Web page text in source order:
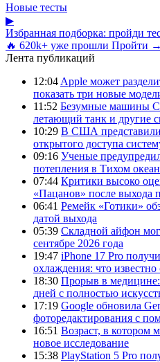
Новые тесты
▶
Избранная подборка: пройди
🔥 620k+ уже прошли Пройти →
Лента публикаций
12:04 Apple может
показать три новые
11:52 Безумные машины
летающий танк и другие
10:29 В США
открытого доступа
09:16 Ученые
потепления в Тихом
07:44 Критики высоко
«Пацанов» после выхода
06:41 Ремейк «Готики»
датой выхода
05:39 Складной айфон
сентябре 2026 года
19:47 iPhone 17 Pro
охлаждения: что
18:30 Прорыв в
дней с полностью
17:19 Google обновила
фоторедактирования с
16:51 Возраст, в котором
новое исследование
15:38 PlayStation 5 Pro